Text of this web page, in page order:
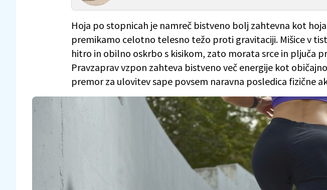
Hoja po stopnicah je namreč bistveno bolj zahtevna kot
premikamo celotno telesno težo proti gravitaciji. Mišice v
hitro in obilno oskrbo s kisikom, zato morata srce in pljuča
Pravzaprav vzpon zahteva bistveno več energije kot
premor za ulovitev sape povsem naravna posledica fizične